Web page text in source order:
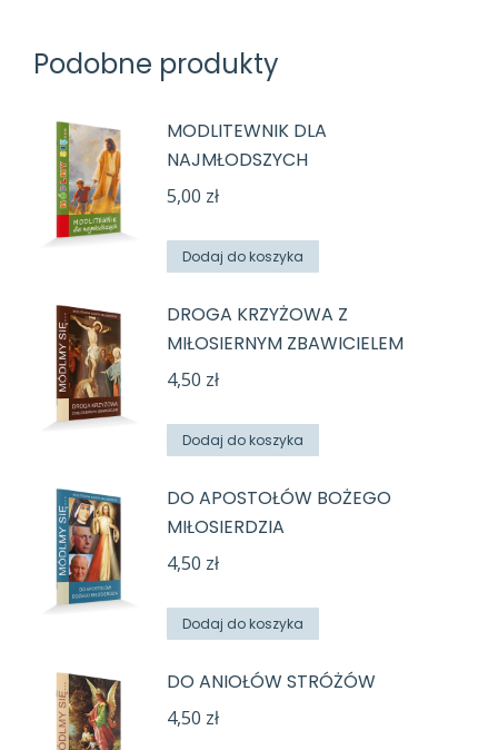
Podobne produkty
MODLITEWNIK DLA
NAJMŁODSZYCH
5,00 zł
Dodaj do koszyka
DROGA KRZYŻOWA Z
MIŁOSIERNYM ZBAWICIELEM
4,50 zł
Dodaj do koszyka
DO APOSTOŁÓW BOŻEGO
MIŁOSIERDZIA
4,50 zł
Dodaj do koszyka
DO ANIOŁÓW STRÓŻÓW
4,50 zł